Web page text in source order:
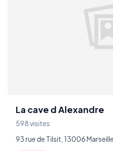
La cave d Alexandre
598 visites
93 rue de Tilsit, 13006